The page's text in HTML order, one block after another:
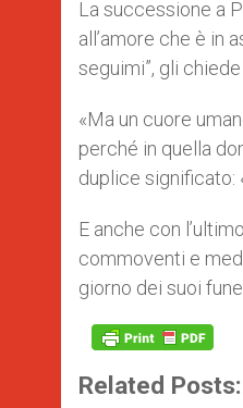
La successione a
all’amore che è in
seguimi”, gli
«Ma un cuore
perché in quella
duplice significato:
E anche con
commoventi e
giorno dei suoi
Related Posts: